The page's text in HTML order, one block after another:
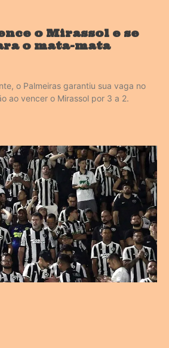
o Mirassol e se
o mata-mata
o Palmeiras garantiu sua vaga no
ao vencer o Mirassol por 3 a 2.